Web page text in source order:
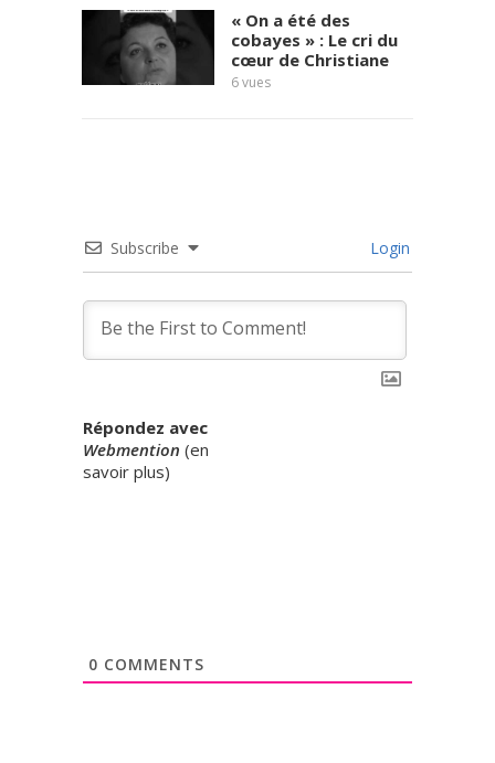
« On a été des
cobayes » : Le cri du
cœur de Christiane
6vues
Subscribe Login
Répondez avec
Webmention (en
savoir plus)
0 COMMENTS